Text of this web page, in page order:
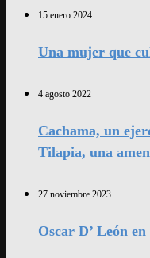
15 enero 2024
Una mujer que
4 agosto 2022
Cachama, un
Tilapia, una
27 noviembre 2023
Oscar D’ León